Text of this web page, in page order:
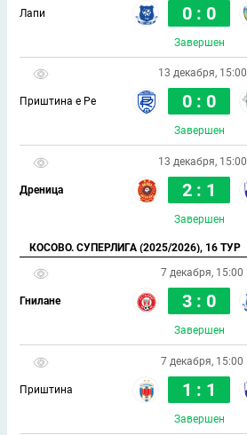
Лапи 0 : 0
Завершен
13 декабря, 15:00
Приштина е Ре 0 : 0
Завершен
13 декабря, 15:00
Дреница 2 : 1
Завершен
КОСОВО. СУПЕРЛИГА (2025/2026), 16 ТУР
7 декабря, 15:00
Гнилане 3 : 0
Завершен
7 декабря, 15:00
Приштина 1 : 1
Завершен